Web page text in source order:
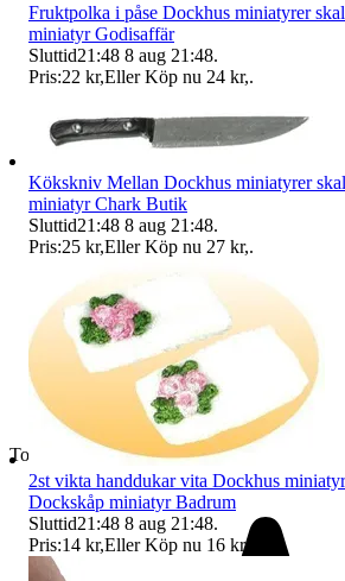
Toppsäljare
Fruktpolka i påse Dockhus miniatyrer
miniatyr Godisaffär
Sluttid21:48 8 aug 21:48.
Pris:22 kr,Eller Köp nu 24 kr,.
Kökskniv Mellan Dockhus miniatyrer
miniatyr Chark Butik
Sluttid21:48 8 aug 21:48.
Pris:25 kr,Eller Köp nu 27 kr,.
2st vikta handdukar vita Dockhus
Dockskåp miniatyr Badrum
Sluttid21:48 8 aug 21:48.
Pris:14 kr,Eller Köp nu 16 kr,